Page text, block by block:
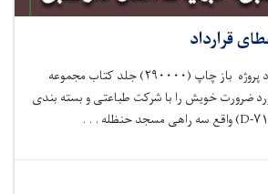
قرارداد
باز چاپ (۲۹۰۰۰۰)جلد کتاب مجموعه
ضرورت خویش را با شرکت طباعتی و بسته بندی
D
)واقع سه راهی مسجد حنظله . . .